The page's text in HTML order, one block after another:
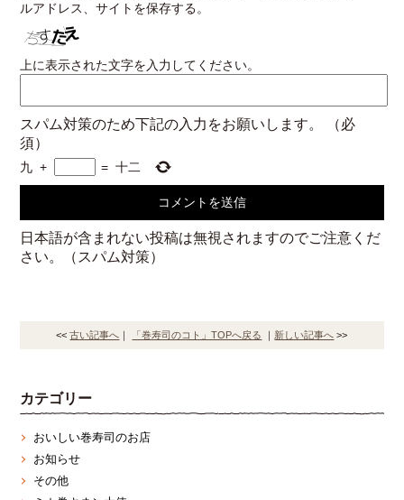
ルアドレス、サイトを保存する。
上に表示された文字を入力してください。
スパム対策のため下記の入力をお願いします。
（必
須）
九 + = 十二
日本語が含まれない投稿は無視されますのでご注意くだ
さい。（スパム対策）
<<古い記事へ 「巻寿司のコト」TOPへ戻る 新しい記事へ >>
カテゴリー
おいしい巻寿司のお店
お知らせ
その他